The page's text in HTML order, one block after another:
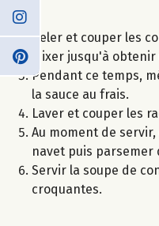
Peler et couper les
Mixer jusqu'à
Pendant ce temps,
la sauce au frais.
Laver et couper les
Au moment de
navet puis parsemer
Servir la soupe de
croquantes.